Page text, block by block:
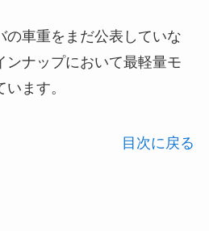
の車重をまだ公表していな
ンナップにおいて最軽量モ
ます。
目次に戻る